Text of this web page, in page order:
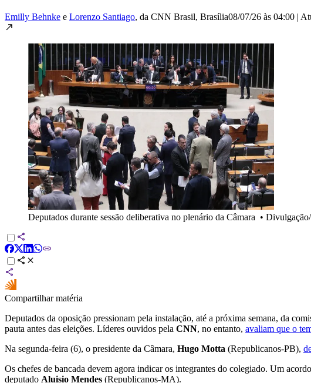
Emilly Behnke e Lorenzo Santiago, da CNN Brasil, Brasília08/07/26 às 04:00 |
Deputados durante sessão deliberativa no plenário da Câmara •
Compartilhar matéria
Deputados da oposição pressionam pela instalação, até a próxima semana, da
pauta antes das eleições. Líderes ouvidos pela CNN, no entanto, avaliam que o
Na segunda-feira (6), o presidente da Câmara, Hugo Motta (Republicanos-PB),
Os chefes de bancada devem agora indicar os integrantes do colegiado. Um
deputado Aluisio Mendes (Republicanos-MA).